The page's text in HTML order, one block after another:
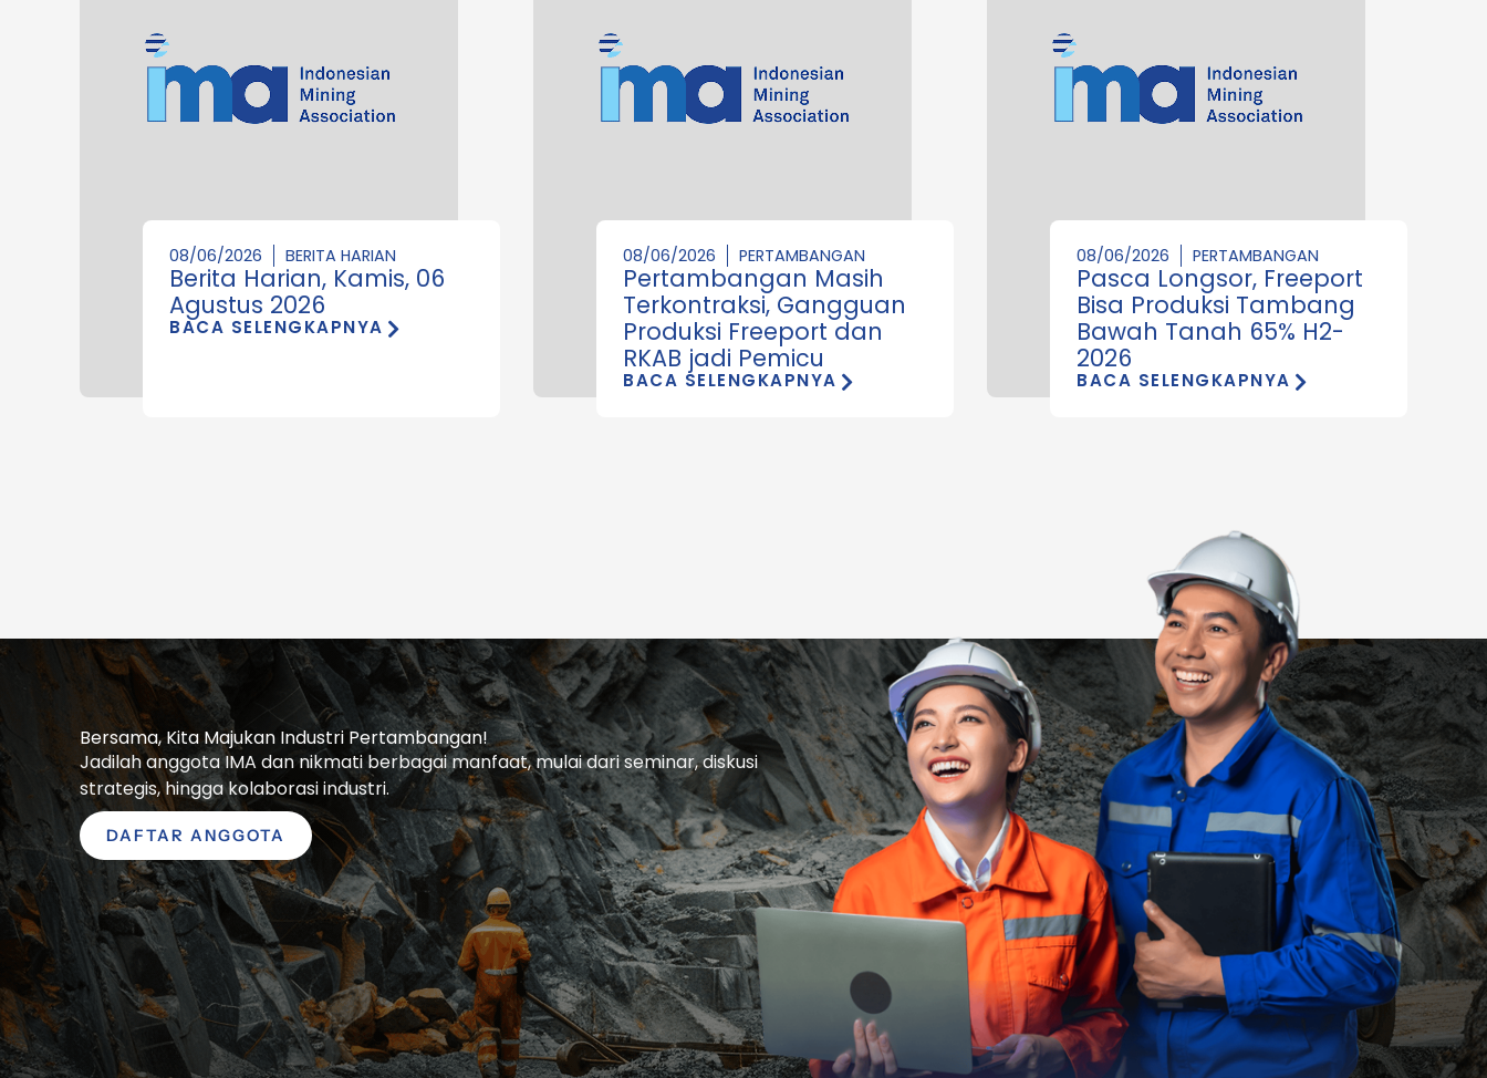
08/06/2026 BERITA HARIAN
Berita Harian, Kamis, 06
Agustus 2026
BACA SELENGKAPNYA
08/06/2026 PERTAMBANGAN
Pertambangan Masih
Terkontraksi, Gangguan
Produksi Freeport dan
RKAB jadi Pemicu
BACA SELENGKAPNYA
08/06/2026 PERTAMBANGAN
Pasca Longsor, Freeport
Bisa Produksi Tambang
Bawah Tanah 65% H2-
2026
BACA SELENGKAPNYA
Bersama, Kita Majukan Industri Pertambangan!
Jadilah anggota IMA dan nikmati berbagai manfaat, mulai dari seminar, diskusi
strategis, hingga kolaborasi industri.
DAFTAR ANGGOTA